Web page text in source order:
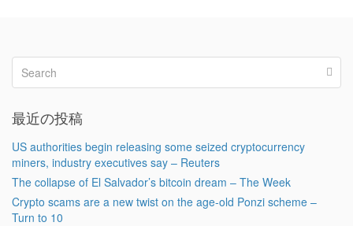
最近の投稿
US authorities begin releasing some seized cryptocurrency
miners, industry executives say – Reuters
The collapse of El Salvador’s bitcoin dream – The Week
Crypto scams are a new twist on the age-old Ponzi scheme –
Turn to 10